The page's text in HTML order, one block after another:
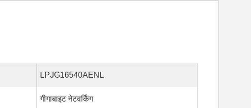
LPJG16540AENL
गीगाबाइट नेटवर्किंग